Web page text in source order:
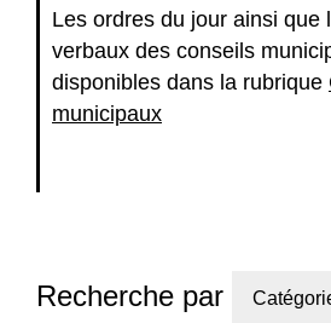
Les ordres du jour ainsi que
verbaux des conseils
disponibles dans la rubrique
municipaux
Recherche par